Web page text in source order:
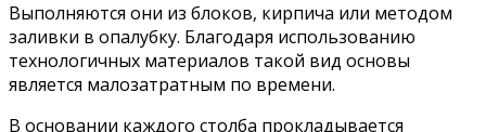
Выполняются они из блоков, кирпича или методом
заливки в опалубку. Благодаря использованию
технологичных материалов такой вид основы
является малозатратным по времени.
В основании каждого столба прокладывается